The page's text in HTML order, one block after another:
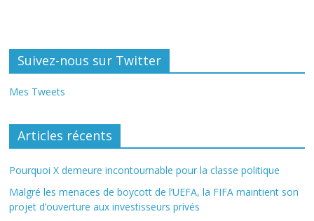
Suivez-nous sur Twitter
Mes Tweets
Articles récents
Pourquoi X demeure incontournable pour la classe politique
Malgré les menaces de boycott de l’UEFA, la FIFA maintient son
projet d’ouverture aux investisseurs privés